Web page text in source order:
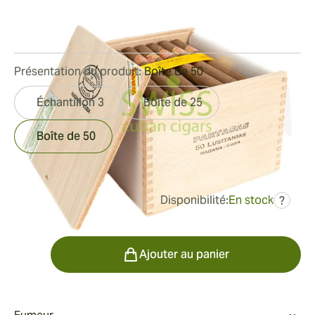
6Commentaires
631,37 € était 678,46 €
Disponibilité:En stock ?
Présentation du produit:Boîte de 50
Échantillon 3 Boîte de 25
Boîte de 50
Ajouter au panier